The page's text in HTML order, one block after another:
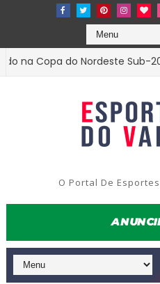
do Nordeste Sub-20;
O Portal De